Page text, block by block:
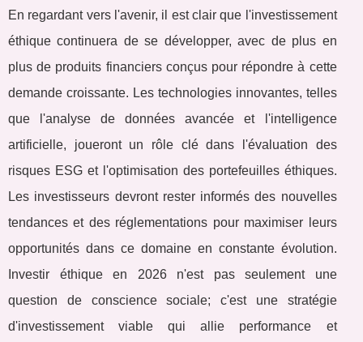
En regardant vers l'avenir, il est clair que l'investissement
éthique continuera de se développer, avec de plus en
plus de produits financiers conçus pour répondre à cette
demande croissante. Les technologies innovantes, telles
que l'analyse de données avancée et l'intelligence
artificielle, joueront un rôle clé dans l'évaluation des
risques ESG et l'optimisation des portefeuilles éthiques.
Les investisseurs devront rester informés des nouvelles
tendances et des réglementations pour maximiser leurs
opportunités dans ce domaine en constante évolution.
Investir éthique en 2026 n'est pas seulement une
question de conscience sociale; c'est une stratégie
d'investissement viable qui allie performance et